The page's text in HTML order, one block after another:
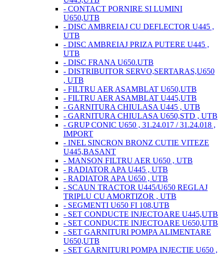
- CONTACT PORNIRE SI LUMINI
U650,UTB
- DISC AMBREIAJ CU DEFLECTOR U445 ,
UTB
- DISC AMBREIAJ PRIZA PUTERE U445 ,
UTB
- DISC FRANA U650.UTB
- DISTRIBUITOR SERVO,SERTARAS,U650
, UTB
- FILTRU AER ASAMBLAT U650,UTB
- FILTRU AER ASAMBLAT U445,UTB
- GARNITURA CHIULASA U445 , UTB
- GARNITURA CHIULASA U650,STD , UTB
- GRUP CONIC U650 , 31.24.017 / 31.24.018 ,
IMPORT
- INEL SINCRON BRONZ CUTIE VITEZE
U445,BASANT
- MANSON FILTRU AER U650 , UTB
- RADIATOR APA U445 , UTB
- RADIATOR APA U650 , UTB
- SCAUN TRACTOR U445/U650 REGLAJ
TRIPLU CU AMORTIZOR , UTB
- SEGMENTI U650 FI 108,UTB
- SET CONDUCTE INJECTOARE U445,UTB
- SET CONDUCTE INJECTOARE U650,UTB
- SET GARNITURI POMPA ALIMENTARE
U650,UTB
- SET GARNITURI POMPA INJECTIE U650 ,